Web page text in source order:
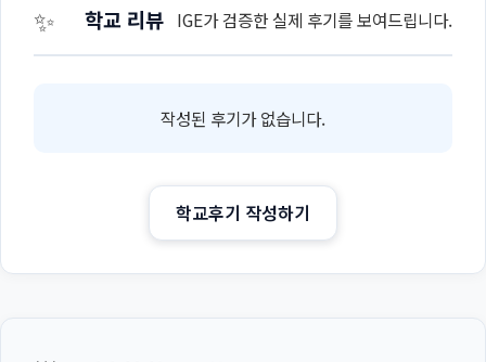
✨ 학교 리뷰 IGE가 검증한 실제 후기를 보여드립니다.
작성된 후기가 없습니다.
학교후기 작성하기